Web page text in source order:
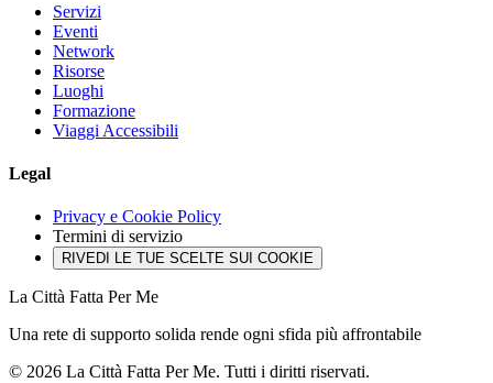
Servizi
Eventi
Network
Risorse
Luoghi
Formazione
Viaggi Accessibili
Legal
Privacy e Cookie Policy
Termini di servizio
RIVEDI LE TUE SCELTE SUI COOKIE
La Città Fatta Per Me
Una rete di supporto solida rende ogni sfida più affrontabile
© 2026 La Città Fatta Per Me. Tutti i diritti riservati.